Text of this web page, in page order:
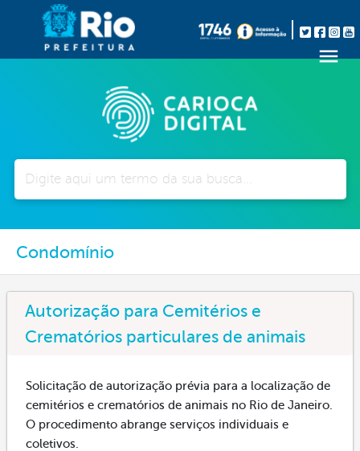
Condomínio
Autorização para Cemitérios e
Crematórios particulares de animais
Solicitação de autorização prévia para a localização de
cemitérios e crematórios de animais no Rio de Janeiro.
O procedimento abrange serviços individuais e
coletivos.